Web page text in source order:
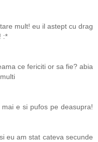
mult! eu il astept cu drag
:*
ce fericiti or sa fie? abia
e si pufos pe deasupra!
eu am stat cateva secunde